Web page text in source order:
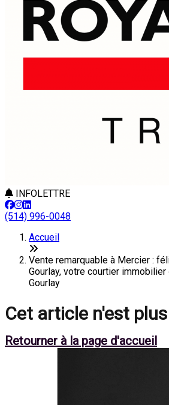
INFOLETTRE
(514) 996-0048
Accueil
Vente remarquable à Mercier :
Gourlay, votre courtier
Gourlay
Cet article n'est
Retourner à la page d'accueil